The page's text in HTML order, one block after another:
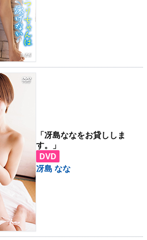
「冴島ななをお貸ししま
す。」
DVD
冴島 なな